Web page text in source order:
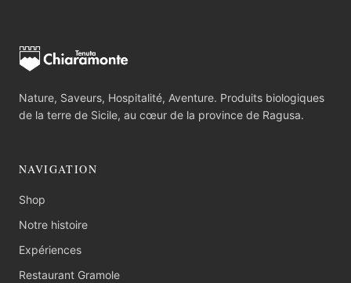
Nature, Saveurs, Hospitalité, Aventure. Produits biologiques
de la terre de Sicile, au cœur de la province de Ragusa.
NAVIGATION
Shop
Notre histoire
Expériences
Restaurant Gramole